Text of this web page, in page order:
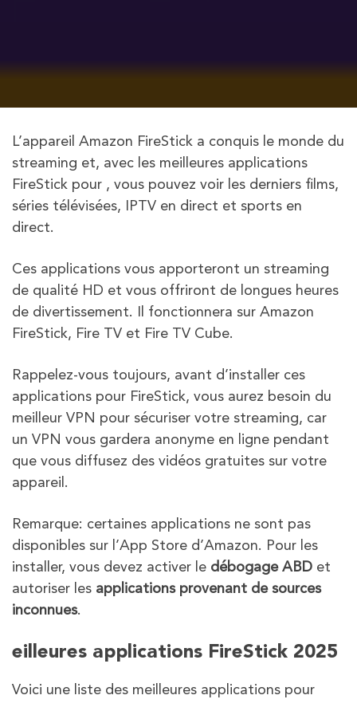
L’appareil Amazon FireStick a conquis le monde du
streaming et, avec les meilleures applications
FireStick pour , vous pouvez voir les derniers films,
séries télévisées, IPTV en direct et sports en
direct.
Ces applications vous apporteront un streaming
de qualité HD et vous offriront de longues heures
de divertissement. Il fonctionnera sur Amazon
FireStick, Fire TV et Fire TV Cube.
Rappelez-vous toujours, avant d’installer ces
applications pour FireStick, vous aurez besoin du
meilleur VPN pour sécuriser votre streaming, car
un VPN vous gardera anonyme en ligne pendant
que vous diffusez des vidéos gratuites sur votre
appareil.
Remarque: certaines applications ne sont pas
disponibles sur l’App Store d’Amazon. Pour les
installer, vous devez activer le débogage ABD et
autoriser les applications provenant de sources
inconnues.
eilleures applications FireStick 2025
Voici une liste des meilleures applications pour